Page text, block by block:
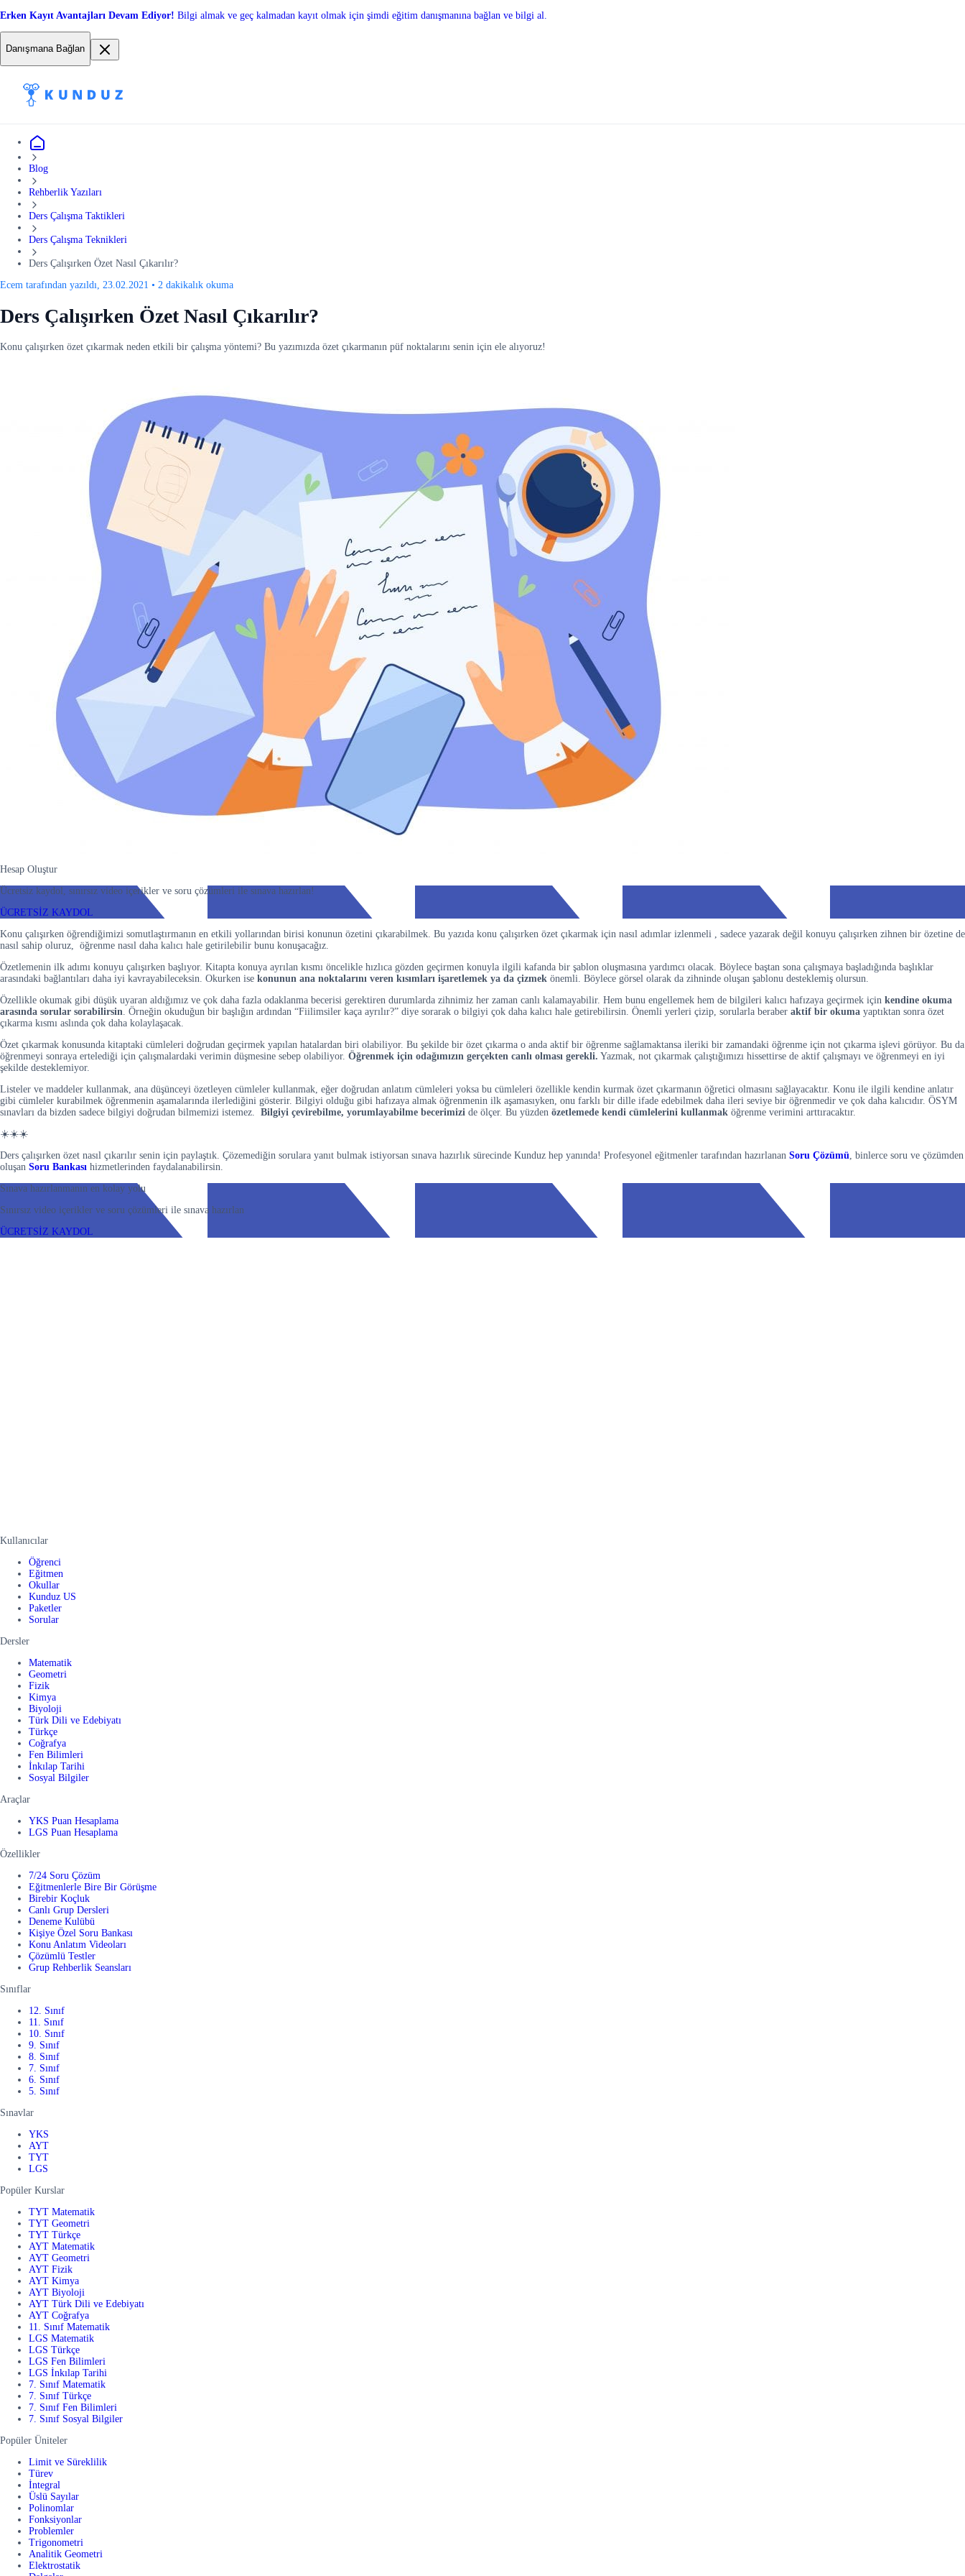
Erken Kayıt Avantajları Devam Ediyor! Bilgi almak ve geç kalmadan kayıt olmak için şimdi eğitim danışmanına bağlan ve bilgi al.
Danışmana Bağlan
Blog
Rehberlik Yazıları
Ders Çalışma Taktikleri
Ders Çalışma Teknikleri
Ders Çalışırken Özet Nasıl Çıkarılır?
Ecem tarafından yazıldı, 23.02.2021 • 2 dakikalık okuma
Ders Çalışırken Özet Nasıl Çıkarılır?
Konu çalışırken özet çıkarmak neden etkili bir çalışma yöntemi? Bu yazımızda özet çıkarmanın püf noktalarını senin için ele alıyoruz!
Hesap Oluştur
Ücretsiz kaydol, sınırsız video içerikler ve soru çözümleri ile sınava hazırlan!
ÜCRETSİZ KAYDOL
Konu çalışırken öğrendiğimizi somutlaştırmanın en etkili yollarından birisi konunun özetini çıkarabilmek. Bu yazıda konu çalışırken özet çıkarmak için nasıl adımlar izlenmeli , sadece yazarak değil konuyu çalışırken zihnen bir özetine de
nasıl sahip oluruz, öğrenme nasıl daha kalıcı hale getirilebilir bunu konuşacağız.
Özetlemenin ilk adımı konuyu çalışırken başlıyor. Kitapta konuya ayrılan kısmı öncelikle hızlıca gözden geçirmen konuyla ilgili kafanda bir şablon oluşmasına yardımcı olacak. Böylece baştan sona çalışmaya başladığında başlıklar
arasındaki bağlantıları daha iyi kavrayabileceksin. Okurken ise konunun ana noktalarını veren kısımları işaretlemek ya da çizmek önemli. Böylece görsel olarak da zihninde oluşan şablonu desteklemiş olursun.
Özellikle okumak gibi düşük uyaran aldığımız ve çok daha fazla odaklanma becerisi gerektiren durumlarda zihnimiz her zaman canlı kalamayabilir. Hem bunu engellemek hem de bilgileri kalıcı hafızaya geçirmek için kendine okuma
arasında sorular sorabilirsin. Örneğin okuduğun bir başlığın ardından “Fiilimsiler kaça ayrılır?” diye sorarak o bilgiyi çok daha kalıcı hale getirebilirsin. Önemli yerleri çizip, sorularla beraber aktif bir okuma yaptıktan sonra özet
çıkarma kısmı aslında çok daha kolaylaşacak.
Özet çıkarmak konusunda kitaptaki cümleleri doğrudan geçirmek yapılan hatalardan biri olabiliyor. Bu şekilde bir özet çıkarma o anda aktif bir öğrenme sağlamaktansa ileriki bir zamandaki öğrenme için not çıkarma işlevi görüyor. Bu da
öğrenmeyi sonraya ertelediği için çalışmalardaki verimin düşmesine sebep olabiliyor. Öğrenmek için odağımızın gerçekten canlı olması gerekli. Yazmak, not çıkarmak çalıştığımızı hissettirse de aktif çalışmayı ve öğrenmeyi en iyi
şekilde desteklemiyor.
Listeler ve maddeler kullanmak, ana düşünceyi özetleyen cümleler kullanmak, eğer doğrudan anlatım cümleleri yoksa bu cümleleri özellikle kendin kurmak özet çıkarmanın öğretici olmasını sağlayacaktır. Konu ile ilgili kendine anlatır
gibi cümleler kurabilmek öğrenmenin aşamalarında ilerlediğini gösterir. Bilgiyi olduğu gibi hafızaya almak öğrenmenin ilk aşamasıyken, onu farklı bir dille ifade edebilmek daha ileri seviye bir öğrenmedir ve çok daha kalıcıdır. ÖSYM
sınavları da bizden sadece bilgiyi doğrudan bilmemizi istemez. Bilgiyi çevirebilme, yorumlayabilme becerimizi de ölçer. Bu yüzden özetlemede kendi cümlelerini kullanmak öğrenme verimini arttıracaktır.
☀️☀️☀️
Ders çalışırken özet nasıl çıkarılır senin için paylaştık. Çözemediğin sorulara yanıt bulmak istiyorsan sınava hazırlık sürecinde Kunduz hep yanında! Profesyonel eğitmenler tarafından hazırlanan Soru Çözümü, binlerce soru ve çözümden
oluşan Soru Bankası hizmetlerinden faydalanabilirsin.
Sınava hazırlanmanın en kolay yolu
Sınırsız video içerikler ve soru çözümleri ile sınava hazırlan
ÜCRETSİZ KAYDOL
Kullanıcılar
Öğrenci
Eğitmen
Okullar
Kunduz US
Paketler
Sorular
Dersler
Matematik
Geometri
Fizik
Kimya
Biyoloji
Türk Dili ve Edebiyatı
Türkçe
Coğrafya
Fen Bilimleri
İnkılap Tarihi
Sosyal Bilgiler
Araçlar
YKS Puan Hesaplama
LGS Puan Hesaplama
Özellikler
7/24 Soru Çözüm
Eğitmenlerle Bire Bir Görüşme
Birebir Koçluk
Canlı Grup Dersleri
Deneme Kulübü
Kişiye Özel Soru Bankası
Konu Anlatım Videoları
Çözümlü Testler
Grup Rehberlik Seansları
Sınıflar
12. Sınıf
11. Sınıf
10. Sınıf
9. Sınıf
8. Sınıf
7. Sınıf
6. Sınıf
5. Sınıf
Sınavlar
YKS
AYT
TYT
LGS
Popüler Kurslar
TYT Matematik
TYT Geometri
TYT Türkçe
AYT Matematik
AYT Geometri
AYT Fizik
AYT Kimya
AYT Biyoloji
AYT Türk Dili ve Edebiyatı
AYT Coğrafya
11. Sınıf Matematik
LGS Matematik
LGS Türkçe
LGS Fen Bilimleri
LGS İnkılap Tarihi
7. Sınıf Matematik
7. Sınıf Türkçe
7. Sınıf Fen Bilimleri
7. Sınıf Sosyal Bilgiler
Popüler Üniteler
Limit ve Süreklilik
Türev
İntegral
Üslü Sayılar
Polinomlar
Fonksiyonlar
Problemler
Trigonometri
Analitik Geometri
Elektrostatik